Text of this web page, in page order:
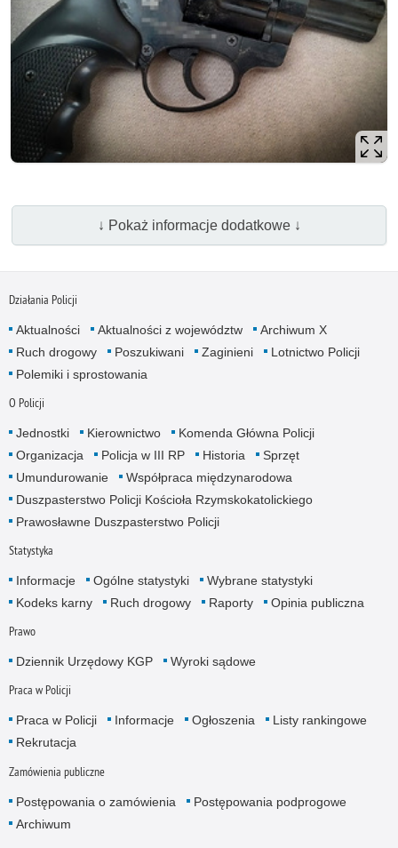
↓ Pokaż informacje dodatkowe ↓
Działania Policji
Aktualności Aktualności z województw
Archiwum X
Ruch drogowy
Poszukiwani Zaginieni
Lotnictwo Policji
Polemiki i sprostowania
O Policji
Jednostki Kierownictwo
Komenda Główna Policji
Organizacja
Policja w III RP Historia
Sprzęt
Umundurowanie
Współpraca międzynarodowa
Duszpasterstwo Policji Kościoła Rzymskokatolickiego
Prawosławne Duszpasterstwo Policji
Statystyka
Informacje Ogólne statystyki
Wybrane statystyki
Kodeks karny
Ruch drogowy Raporty Opinia publiczna
Prawo
Dziennik Urzędowy KGP Wyroki sądowe
Praca w Policji
Praca w Policji Informacje Ogłoszenia
Listy rankingowe
Rekrutacja
Zamówienia publiczne
Postępowania o zamówienia
Postępowania podprogowe
Archiwum